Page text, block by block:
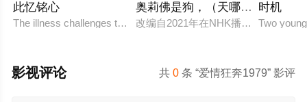
此忆铭心
The illness challenges the couple's love in a way they never
奥莉佛是狗，（天哪！！）这家
改编自2021年在NHK播出的同名剧
时机
Two
共0 条 “爱情狂奔1979” 影评
影视评论